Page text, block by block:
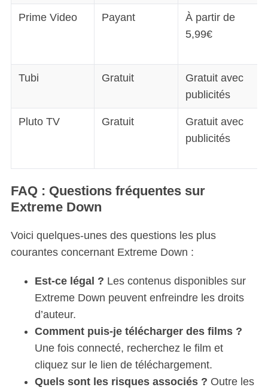
Prime Video Payant
À partir de
5,99€
Tubi Gratuit
Gratuit avec
publicités
Pluto TV Gratuit
Gratuit avec
publicités
FAQ : Questions fréquentes sur
Extreme Down
Voici quelques-unes des questions les plus
courantes concernant Extreme Down :
Est-ce légal ? Les contenus disponibles sur
Extreme Down peuvent enfreindre les droits
d’auteur.
Comment puis-je télécharger des films ?
Une fois connecté, recherchez le film et
cliquez sur le lien de téléchargement.
Quels sont les risques associés ? Outre les